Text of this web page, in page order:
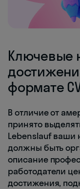
Ключевые
формате
В отличие от
принято
Lebenslauf ваши
должны быть
описание
работодатели
достижения,